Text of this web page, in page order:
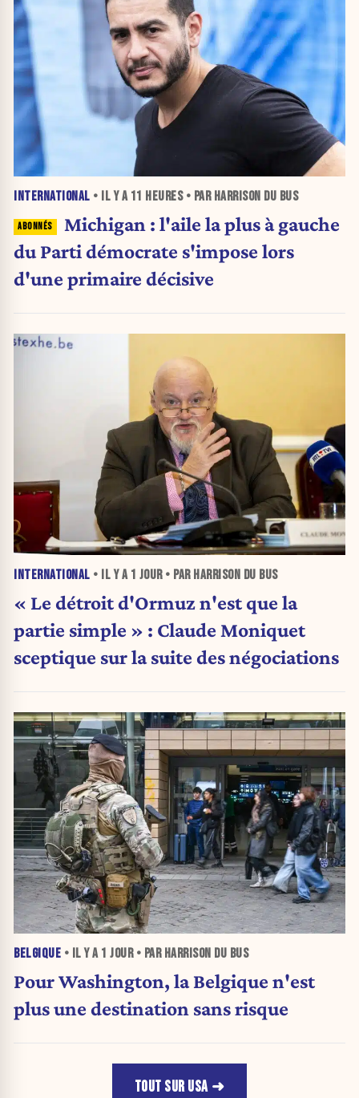
INTERNATIONAL • IL Y A 11 HEURES• PAR HARRISON DU BUS
Michigan : l'aile la plus à gauche
du Parti démocrate s'impose lors
d'une primaire décisive
INTERNATIONAL • IL Y A 1 JOUR• PAR HARRISON DU BUS
« Le détroit d'Ormuz n'est que la
partie simple » : Claude Moniquet
sceptique sur la suite des négociations
BELGIQUE • IL Y A 1 JOUR• PAR HARRISON DU BUS
Pour Washington, la Belgique n'est
plus une destination sans risque
TOUT SUR USA